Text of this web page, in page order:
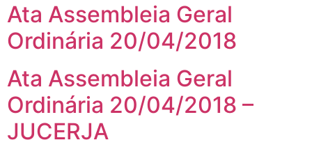
Ata Assembleia Geral
Ordinária 20/04/2018
Ata Assembleia Geral
Ordinária 20/04/2018 –
JUCERJA